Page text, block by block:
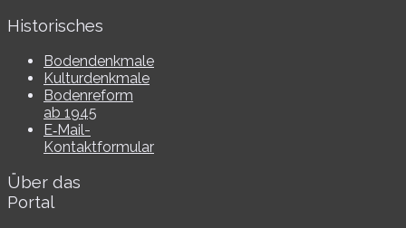
Historisches
Bodendenkmale
Kulturdenkmale
Bodenreform
ab 1945
E‑Mail-​​
Kontaktformular
Über das
Portal